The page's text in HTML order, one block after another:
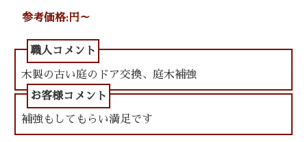
参考価格:円～
木製の古い庭のドア交換、庭木補強
補強もしてもらい満足です